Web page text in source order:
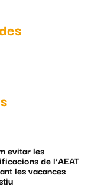
evitar les
de l’AEAT
les vacances